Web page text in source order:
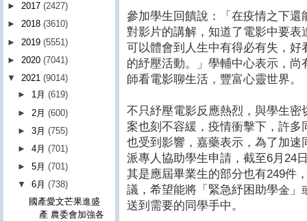
參加學生回饋說：「在疫情之下
對影片的講解，知道了電影中要
可以體會到人生中有得必有失，
的紓壓活動。」學輔中心表示，
師看電影聊生活，豐富心靈世界。
不只紓壓電影反應熱烈，與學生
案也刻不容緩，疫情衝擊下，許
也受到影響，嘉藥表示，為了加
派專人協助學生申請，截至6月24
其是應屆畢業生的部分也有249件
議，希望能將「緊急紓困助學金
送到需要的同學手中。
► 2017 (2427)
► 2018 (3610)
► 2019 (5551)
► 2020 (7041)
▼ 2021 (9014)
► 1月(619)
► 2月(600)
►3月(755)
►4月(701)
►5月(701)
▼6月(738)
國產愛文芒果進盛
產 農委會加強各